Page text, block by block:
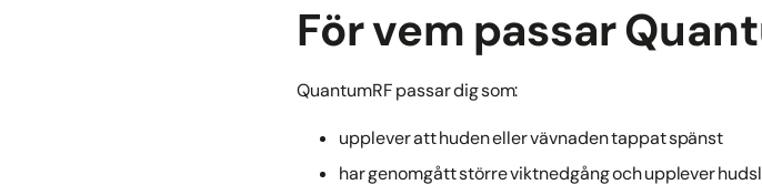
För vem passar
QuantumRF passar dig som:
upplever att huden eller vävnaden tappat spänst
har genomgått större viktnedgång och upplever